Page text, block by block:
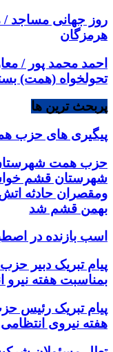
روز جهانی مساجد
هرمزگان
احمد محمد پور /
تحولخواه (همت)
پربحث ترین ها
پیگیری های حزب
حزب همت شهرستان
شهرستان قشم
ومقصران حادثه
بهمن قشم شد
اسب بازنده در
پیام تبریک دبیر
بمناسبت هفته نیرو
پیام تبریک رئیس
هفته نیروی انتظامی